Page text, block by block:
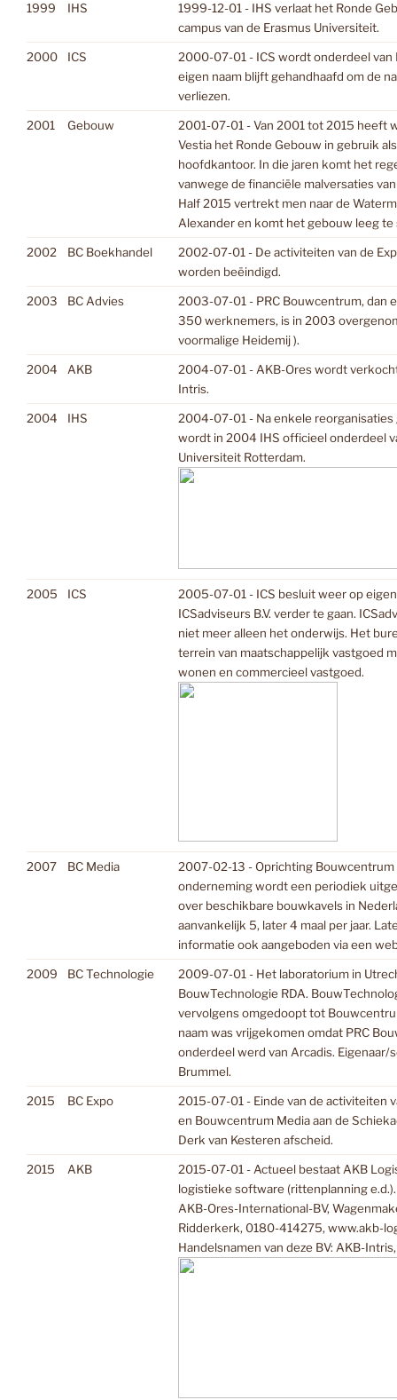
1999 IHS
1999-12-01 - IHS verlaat het Ronde
campus van de Erasmus Universiteit.
2000 ICS
2000-07-01 - ICS wordt onderdeel van
eigen naam blijft gehandhaafd om de
verliezen.
2001 Gebouw
2001-07-01 - Van 2001 tot 2015 heeft
Vestia het Ronde Gebouw in gebruik
hoofdkantoor. In die jaren komt het
vanwege de financiële malversaties
Half 2015 vertrekt men naar de
Alexander en komt het gebouw leeg te
2002 BC Boekhandel
2002-07-01 - De activiteiten van de
worden beëindigd.
2003 BC Advies
2003-07-01 - PRC Bouwcentrum, dan
350 werknemers, is in 2003
voormalige Heidemij ).
2004 AKB
2004-07-01 - AKB-Ores wordt
Intris.
2004 IHS
2004-07-01 - Na enkele
wordt in 2004 IHS officieel onderdeel
Universiteit Rotterdam.
2005 ICS
2005-07-01 - ICS besluit weer op
ICSadviseurs B.V. verder te gaan.
niet meer alleen het onderwijs. Het
terrein van maatschappelijk vastgoed
wonen en commercieel vastgoed.
2007 BC Media
2007-02-13 - Oprichting Bouwcentrum
onderneming wordt een periodiek
over beschikbare bouwkavels in
aanvankelijk 5, later 4 maal per jaar.
informatie ook aangeboden via een
2009 BC Technologie
2009-07-01 - Het laboratorium in
BouwTechnologie RDA.
vervolgens omgedoopt tot
naam was vrijgekomen omdat PRC
onderdeel werd van Arcadis. Eigenaar/
Brummel.
2015 BC Expo
2015-07-01 - Einde van de activiteiten
en Bouwcentrum Media aan de
Derk van Kesteren afscheid.
2015 AKB
2015-07-01 - Actueel bestaat AKB
logistieke software (rittenplanning
AKB-Ores-International-BV,
Ridderkerk, 0180-414275, www.akb-
Handelsnamen van deze BV: AKB-